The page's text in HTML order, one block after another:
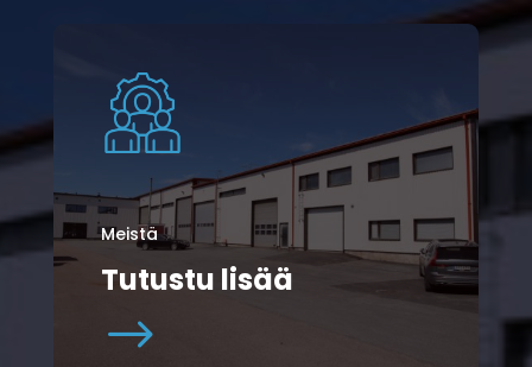
Meistä
Tutustu lisää
$